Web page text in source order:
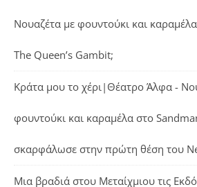
Νουαζέτα με φουντούκι και καραμέλα
The Queen’s Gambit;
Κράτα μου το χέρι|Θέατρο Άλφα -
φουντούκι και καραμέλα στο
σκαρφάλωσε στην πρώτη θέση του
Μια βραδιά στου Μεταίχμιου τις